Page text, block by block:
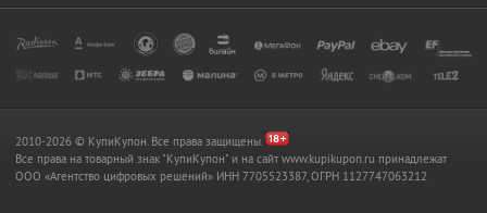
2010-2026 © КупиКупон. Все права защищены.
Все права на товарный знак "КупиКупон" и на сайт www.kupikupon.ru принадлежат
OOO «Агентство цифровых решений» ИНН 7705523387, ОГРН 1127747063212